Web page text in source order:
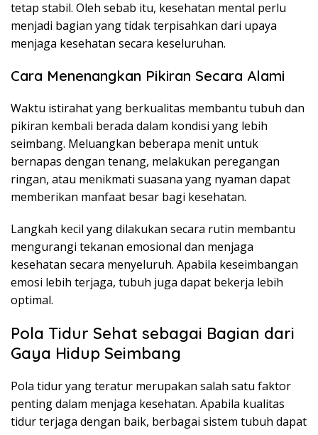
tetap stabil. Oleh sebab itu, kesehatan mental perlu
menjadi bagian yang tidak terpisahkan dari upaya
menjaga kesehatan secara keseluruhan.
Cara Menenangkan Pikiran Secara Alami
Waktu istirahat yang berkualitas membantu tubuh dan
pikiran kembali berada dalam kondisi yang lebih
seimbang. Meluangkan beberapa menit untuk
bernapas dengan tenang, melakukan peregangan
ringan, atau menikmati suasana yang nyaman dapat
memberikan manfaat besar bagi kesehatan.
Langkah kecil yang dilakukan secara rutin membantu
mengurangi tekanan emosional dan menjaga
kesehatan secara menyeluruh. Apabila keseimbangan
emosi lebih terjaga, tubuh juga dapat bekerja lebih
optimal.
Pola Tidur Sehat sebagai Bagian dari
Gaya Hidup Seimbang
Pola tidur yang teratur merupakan salah satu faktor
penting dalam menjaga kesehatan. Apabila kualitas
tidur terjaga dengan baik, berbagai sistem tubuh dapat